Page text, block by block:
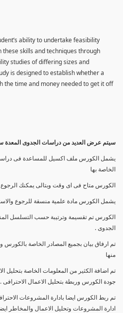
ability to undertake feasibility
these skills and techniques through
studies of differing sizes and
is designed to establish whether a
the time and money needed to get it off
سيتم عرض العديد من دراسات الجدوى المعدة
يشمل الكورس ملف اكسيل للمساعدة فى دراسة
الخاصة بها
الكورس متاح فى اى وقت وبتالى يمكنك الرجوع
يشمل الكورس مادة علمية منسقة للرجوع
الكورس تم تقسيمة وترتيبة حسب التسلسل
الجدوى .
تم ارفاق بيان بجميع المصادر الخاصة بالكورس
منها
تم اضافة الكثير من المعلومات الخاصة بتحليل
جودة الكورس وربطة بتحليل الاعمال الاحترافى .
تم ربط الكورس ايضا بادارة المشروعات
ادارة المشروعات وتحليل الاعمال والمخاطر